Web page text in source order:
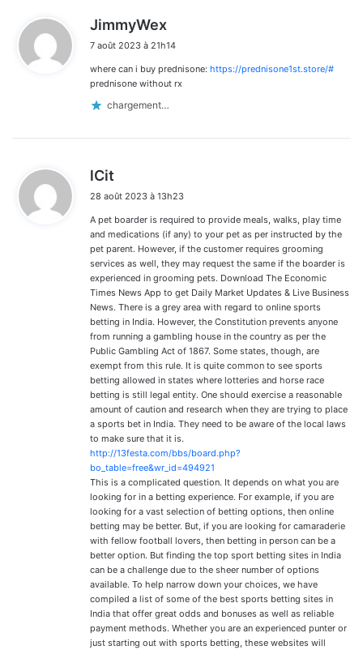
JimmyWex
t
:
7 août 2023 à 21h14
where can i buy prednisone: https://prednisone1st.store/#
prednisone without rx
chargement…
lCit
t
:
28 août 2023 à 13h23
A pet boarder is required to provide meals, walks, play time
and medications (if any) to your pet as per instructed by the
pet parent. However, if the customer requires grooming
services as well, they may request the same if the boarder is
experienced in grooming pets. Download The Economic
Times News App to get Daily Market Updates & Live Business
News. There is a grey area with regard to online sports
betting in India. However, the Constitution prevents anyone
from running a gambling house in the country as per the
Public Gambling Act of 1867. Some states, though, are
exempt from this rule. It is quite common to see sports
betting allowed in states where lotteries and horse race
betting is still legal entity. One should exercise a reasonable
amount of caution and research when they are trying to place
a sports bet in India. They need to be aware of the local laws
to make sure that it is.
http://13festa.com/bbs/board.php?
bo_table=free&wr_id=494921
This is a complicated question. It depends on what you are
looking for in a betting experience. For example, if you are
looking for a vast selection of betting options, then online
betting may be better. But, if you are looking for camaraderie
with fellow football lovers, then betting in person can be a
better option. But finding the top sport betting sites in India
can be a challenge due to the sheer number of options
available. To help narrow down your choices, we have
compiled a list of some of the best sports betting sites in
India that offer great odds and bonuses as well as reliable
payment methods. Whether you are an experienced punter or
just starting out with sports betting, these websites will